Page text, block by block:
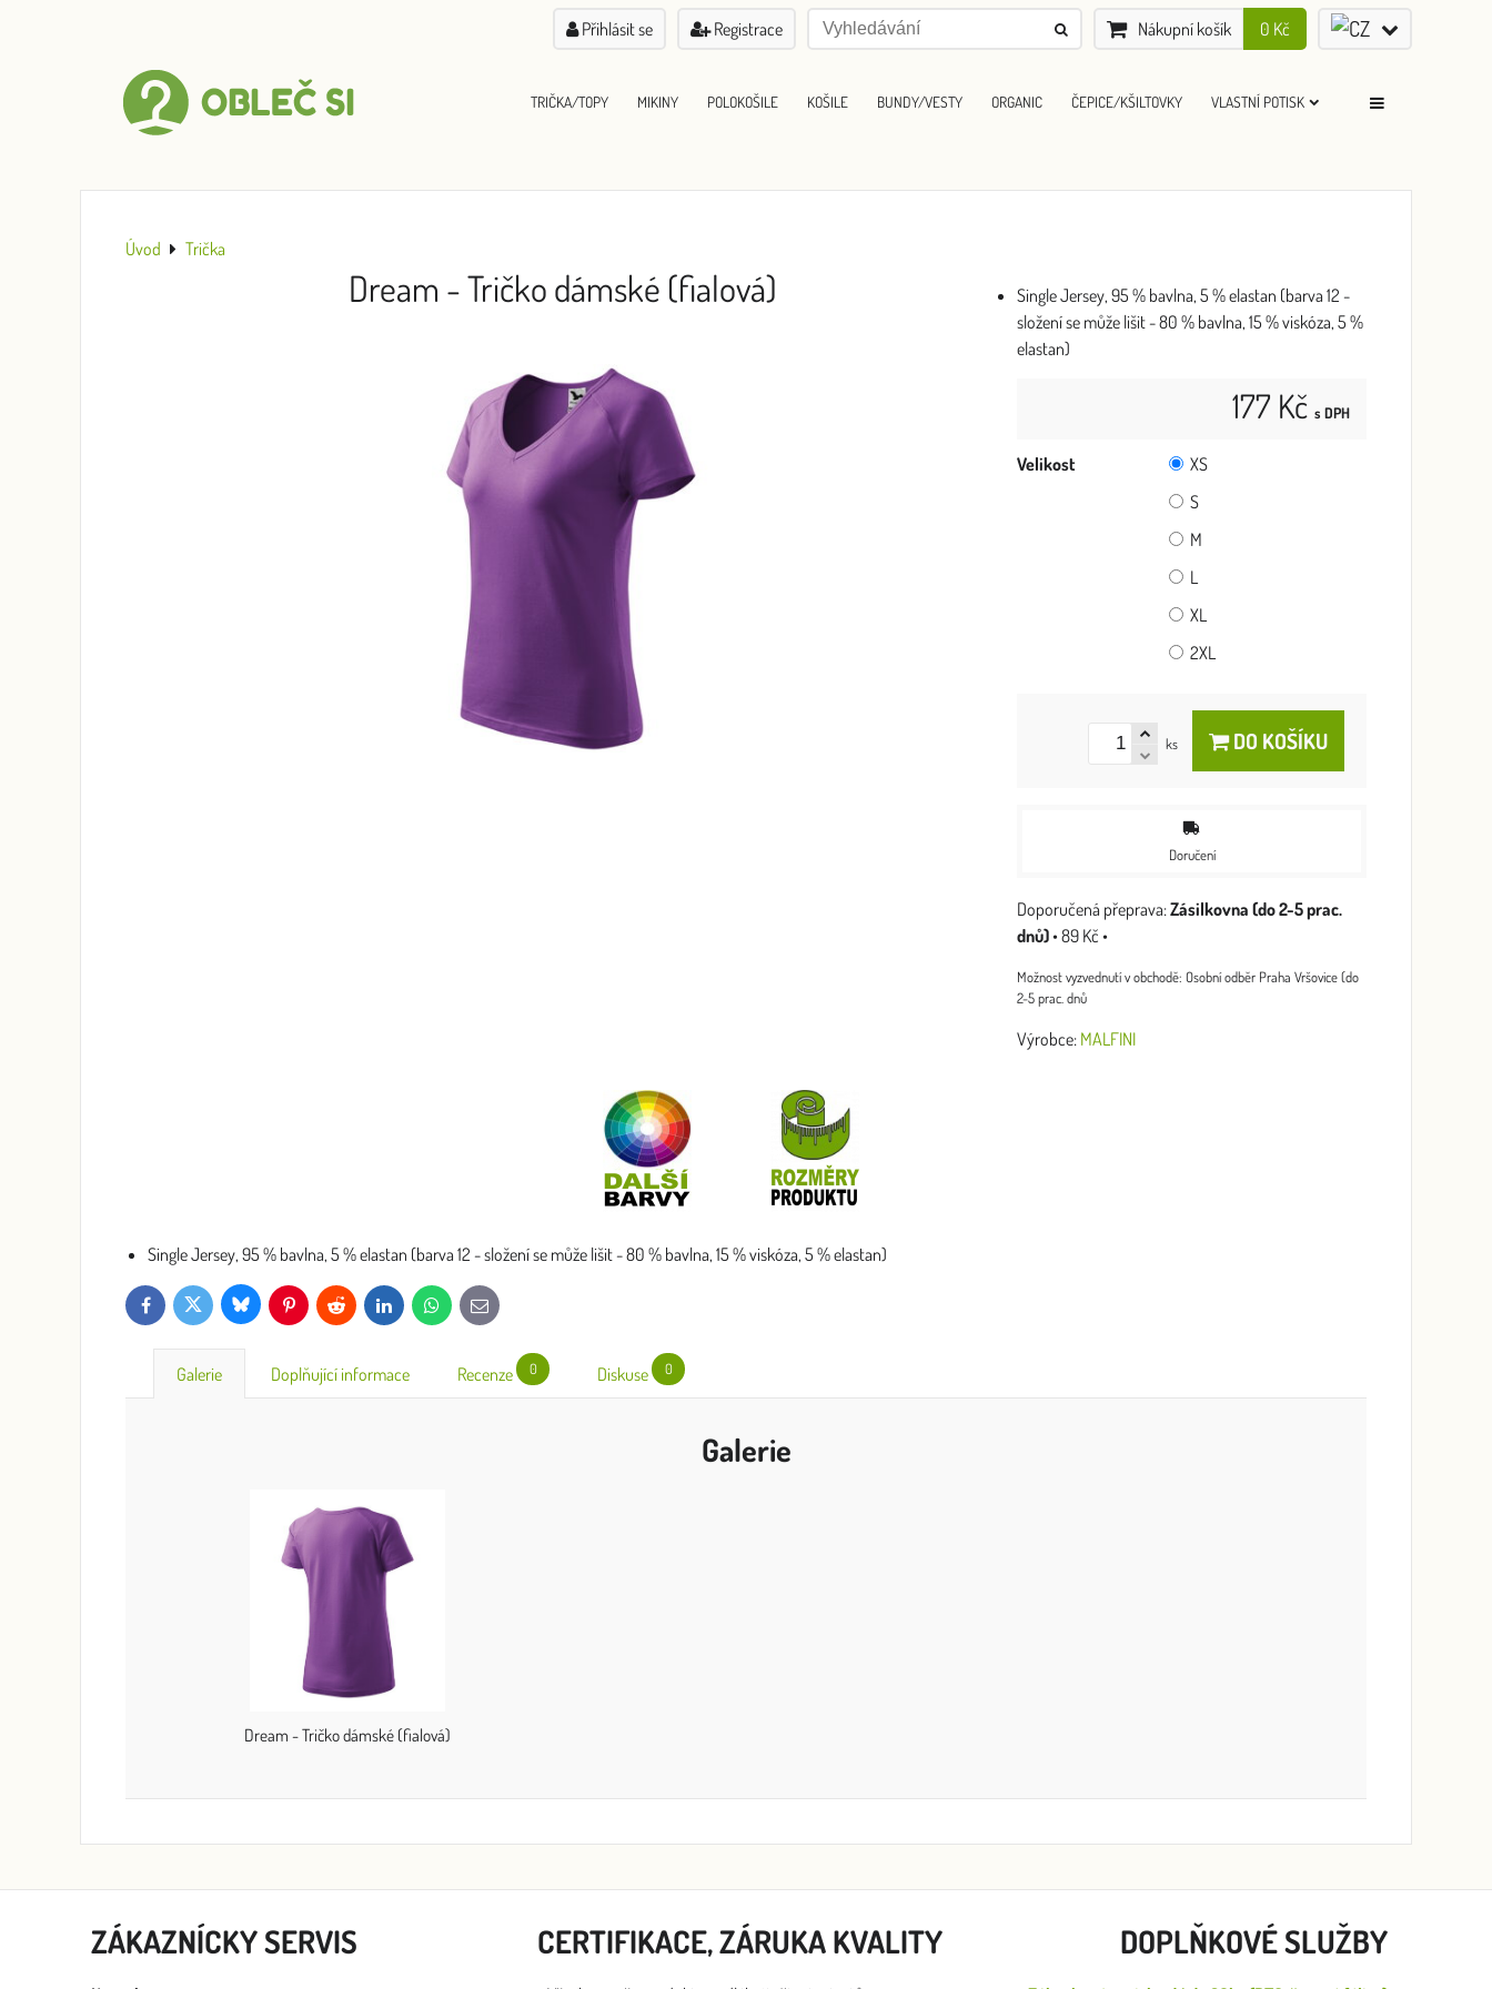
Přihlásit se Registrace Nákupní košík 0 Kč
TRIČKA/TOPY MIKINY POLOKOŠILE KOŠILE BUNDY/VESTY ORGANIC ČEPICE/KŠILTOVKY VLASTNÍ POTISK
Úvod Trička
Dream - Tričko dámské (fialová)
Single Jersey, 95 % bavlna, 5 % elastan (barva 12 -
složení se může lišit - 80 % bavlna, 15 % viskóza, 5 %
elastan)
177 Kč s DPH
Velikost
XS
S
M
L
XL
2XL
ks DO KOŠÍKU
Doručení
Zásilkovna (do 2-5 prac.
dnů)•89 Kč •
Osobní odběr Praha Vršovice (do
2-5 prac. dnů
Výrobce: MALFINI
Single Jersey, 95 % bavlna, 5 % elastan (barva 12 - složení se může lišit - 80 % bavlna, 15 % viskóza, 5 % elastan)
FacebookTwitter Bluesky PinterestReddit LinkedInWhatsApp
E-
mail
Galerie Doplňující informace Recenze 0 Diskuse 0
Galerie
Dream - Tričko dámské (fialová)
ZÁKAZNÍCKY SERVIS CERTIFIKACE, ZÁRUKA KVALITY DOPLŇKOVÉ SLUŽBY